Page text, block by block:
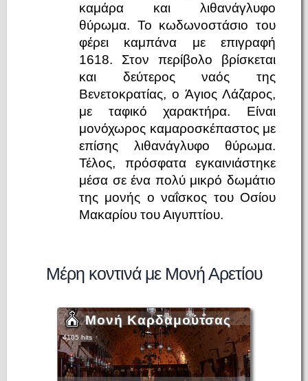
καμάρα και λιθανάγλυφο
θύρωμα. Το κωδωνοστάσιο του
φέρει καμπάνα με επιγραφή
1618. Στον περίβολο βρίσκεται
και δεύτερος ναός της
Βενετοκρατίας, ο Άγιος Λάζαρος,
με ταφικό χαρακτήρα. Είναι
μονόχωρος καμαροσκέπαστος με
επίσης λιθανάγλυφο θύρωμα.
Τέλος, πρόσφατα εγκαινιάστηκε
μέσα σε ένα πολύ μικρό δωμάτιο
της μονής ο ναΐσκος του Οσίου
Μακαρίου του Αιγυπτίου.
Μέρη κοντινά με Μονή Αρετίου
Μονή Καρδαμούτσας
4105 hits